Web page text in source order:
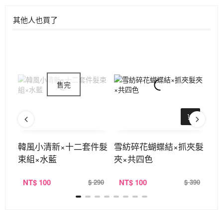
其他人也買了
韓風小清新×十二套件髮
束組×水藍
NT$ 100 $ 290
雪紡碎花蝴蝶結×抓夾髮
夾×共四色
NT$ 100 $ 390